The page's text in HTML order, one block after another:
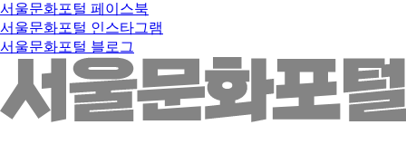
서울문화포털 페이스북
서울문화포털 인스타그램
서울문화포털 블로그